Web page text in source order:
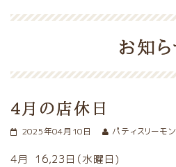
お知
4月の店休日
2025年04月10日 パティスリーモ
4月 16,23日（水曜日)